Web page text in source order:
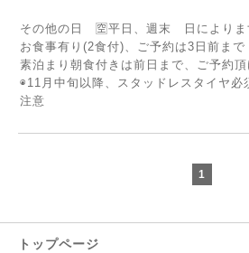
その他の日 🈳平日、週末 日によりま
お食事有り(2食付)、ご予約は3日前まで
素泊まり朝食付きは前日まで、ご予約頂
◉11月中旬以降、スタッドレスタ
注意
1
トップページ